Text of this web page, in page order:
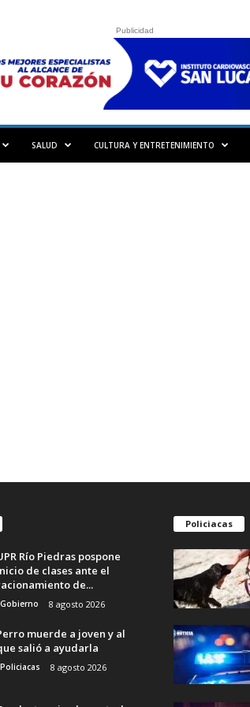
Publicidad
SALUD CULTURA Y ENTRETENIMIENTO
Río Piedras pospone
de clases ante el
de...
Gobierno 8 agosto 2026
muerde a joven y al
salió a ayudarla
Policiacas 8 agosto 2026
Policiacas